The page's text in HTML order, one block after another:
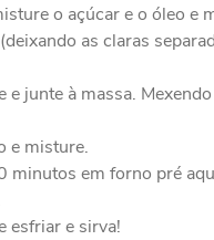
o açúcar e o óleo e
as claras
e junte à massa.
e misture.
minutos em forno pré
esfriar e sirva!